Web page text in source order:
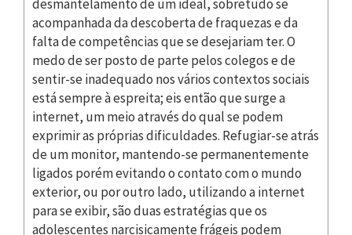
desmantelamento de um ideal, sobretudo se
acompanhada da descoberta de fraquezas e da
falta de competências que se desejariam ter. O
medo de ser posto de parte pelos colegos e de
sentir-se inadequado nos vários contextos sociais
está sempre à espreita; eis então que surge a
internet, um meio através do qual se podem
exprimir as próprias dificuldades. Refugiar-se atrás
de um monitor, mantendo-se permanentemente
ligados porém evitando o contato com o mundo
exterior, ou por outro lado, utilizando a internet
para se exibir, são duas estratégias que os
adolescentes narcisicamente frágeis podem